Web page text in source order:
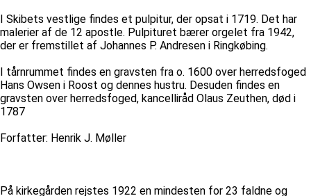
I Skibets vestlige findes et pulpitur, der opsat i 1719. Det har
malerier af de 12 apostle. Pulpituret bærer orgelet fra 1942,
der er fremstillet af Johannes P. Andresen i Ringkøbing.
I tårnrummet findes en gravsten fra o. 1600 over herredsfoged
Hans Owsen i Roost og dennes hustru. Desuden findes en
gravsten over herredsfoged, kancelliråd Olaus Zeuthen, død i
1787
Forfatter: Henrik J. Møller
På kirkegården rejstes 1922 en mindesten for 23 faldne og